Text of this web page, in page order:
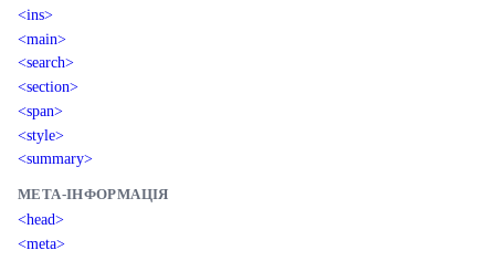
<ins>
<main>
<search>
<section>
<span>
<style>
<summary>
МЕТА-ІНФОРМАЦІЯ
<head>
<meta>